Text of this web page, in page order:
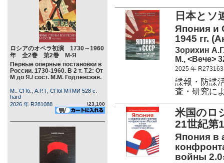
ロシアのオペラ初演 1730～1960
年 全2巻 第2巻 М-Я
Первые оперные постановки в
России. 1730-1960. В 2 т. Т.2: От
М до Я./ сост. М.М. Годлевская.
М.: СПб., А.Р.Т; СПбГМТМИ 528 c.
hard
2026 年 R281088
\23,100
日本と
Япония и
1945 гг.
Зорихин
М., <Вече>
2025 年 R273163
諜報・防諜
査・研究に
米国のロ
21世紀第
Япония в
войны